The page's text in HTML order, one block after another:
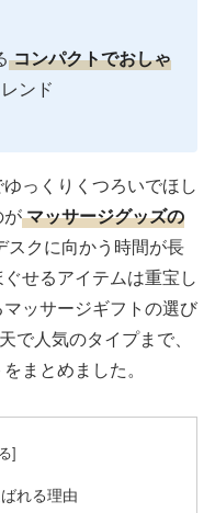
コンパクトでおしゃ
ンド
っくりくつろいでほし
がマッサージグッズの
スクに向かう時間が長
せるアイテムは重宝し
ッサージギフトの選び
で人気のタイプまで、
まとめました。
れる理由